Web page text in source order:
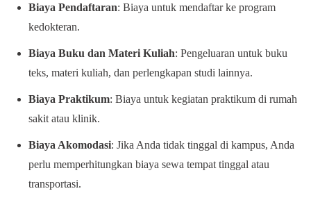
Biaya Pendaftaran: Biaya untuk mendaftar ke program
kedokteran.
Biaya Buku dan Materi Kuliah: Pengeluaran untuk buku
teks, materi kuliah, dan perlengkapan studi lainnya.
Biaya Praktikum: Biaya untuk kegiatan praktikum di rumah
sakit atau klinik.
Biaya Akomodasi: Jika Anda tidak tinggal di kampus, Anda
perlu memperhitungkan biaya sewa tempat tinggal atau
transportasi.